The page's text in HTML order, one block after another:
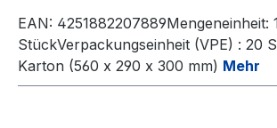
EAN: 4251882207889Mengeneinheit:
StückVerpackungseinheit (VPE) : 20
Karton (560 x 290 x 300 mm) Mehr